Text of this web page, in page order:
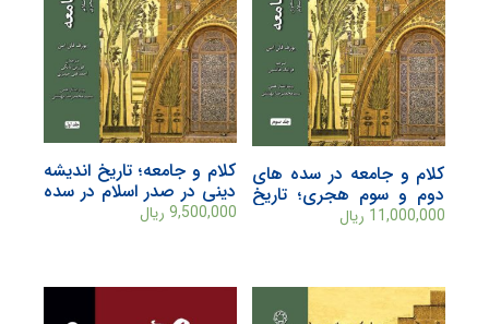
کلام و جامعه در سده های
دوم و سوم هجری؛ تاریخ
اندیشه دینی در صدر اسلام
11,000,000 ریال
کلام و جامعه؛ تاریخ اندیشه
دینی در صدر اسلام در سده
دوم و سوم هجری (جلد
9,500,000 ریال